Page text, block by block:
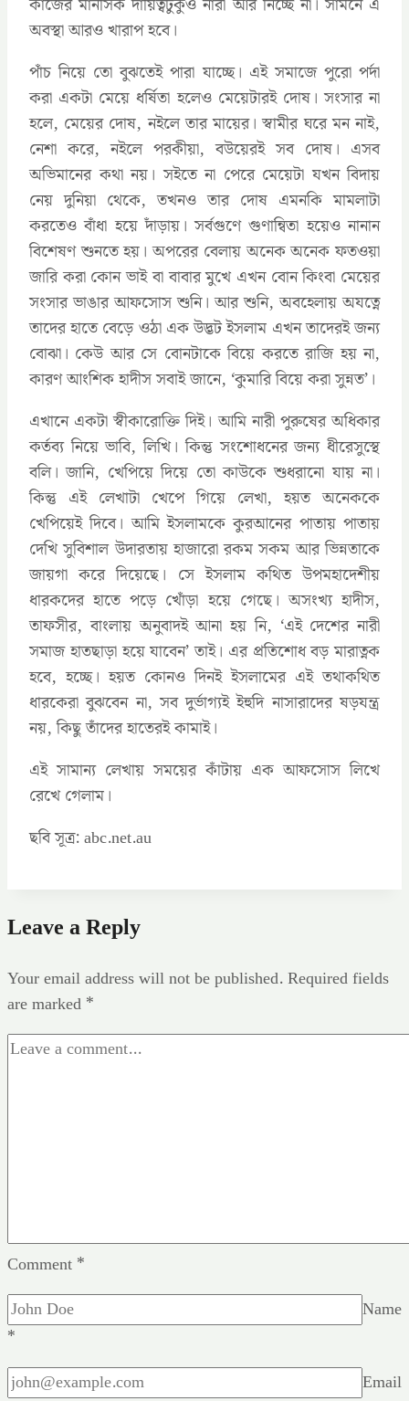
অবস্থা আরও খারাপ হবে।
পাঁচ নিয়ে তো বুঝতেই পারা যাচ্ছে। এই সমাজে পুরো পর্দা
করা একটা মেয়ে ধর্ষিতা হলেও মেয়েটারই দোষ। সংসার না
হলে, মেয়ের দোষ, নইলে তার মায়ের। স্বামীর ঘরে মন নাই,
নেশা করে, নইলে পরকীয়া, বউয়েরই সব দোষ। এসব
অভিমানের কথা নয়। সইতে না পেরে মেয়েটা যখন বিদায়
নেয় দুনিয়া থেকে, তখনও তার দোষ এমনকি মামলাটা
করতেও বাঁধা হয়ে দাঁড়ায়। সর্বগুণে গুণান্বিতা হয়েও নানান
বিশেষণ শুনতে হয়। অপরের বেলায় অনেক অনেক ফতওয়া
জারি করা কোন ভাই বা বাবার মুখে এখন বোন কিংবা মেয়ের
সংসার ভাঙার আফসোস শুনি। আর শুনি, অবহেলায় অযত্নে
তাদের হাতে বেড়ে ওঠা এক উদ্ভট ইসলাম এখন তাদেরই জন্য
বোঝা। কেউ আর সে বোনটাকে বিয়ে করতে রাজি হয় না,
কারণ আংশিক হাদীস সবাই জানে, ‘কুমারি বিয়ে করা সুন্নত’।
এখানে একটা স্বীকারোক্তি দিই। আমি নারী পুরুষের অধিকার
কর্তব্য নিয়ে ভাবি, লিখি। কিন্তু সংশোধনের জন্য ধীরেসুস্থে
বলি। জানি, খেপিয়ে দিয়ে তো কাউকে শুধরানো যায় না।
কিন্তু এই লেখাটা খেপে গিয়ে লেখা, হয়ত অনেককে
খেপিয়েই দিবে। আমি ইসলামকে কুরআনের পাতায় পাতায়
দেখি সুবিশাল উদারতায় হাজারো রকম সকম আর ভিন্নতাকে
জায়গা করে দিয়েছে। সে ইসলাম কথিত উপমহাদেশীয়
ধারকদের হাতে পড়ে খোঁড়া হয়ে গেছে। অসংখ্য হাদীস,
তাফসীর, বাংলায় অনুবাদই আনা হয় নি, ‘এই দেশের নারী
সমাজ হাতছাড়া হয়ে যাবেন’ তাই। এর প্রতিশোধ বড় মারাত্নক
হবে, হচ্ছে। হয়ত কোনও দিনই ইসলামের এই তথাকথিত
ধারকেরা বুঝবেন না, সব দুর্ভাগ্যই ইহুদি নাসারাদের ষড়যন্ত্র
নয়, কিছু তাঁদের হাতেরই কামাই।
এই সামান্য লেখায় সময়ের কাঁটায় এক আফসোস লিখে
রেখে গেলাম।
ছবি সূত্র: abc.net.au
Leave a Reply
Your email address will not be published.Required fields
are marked *
Comment *
Name
*
Email